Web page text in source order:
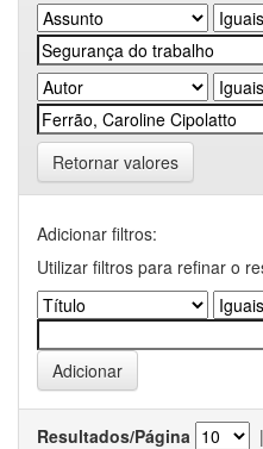
Retornar valores
Adicionar filtros:
Utilizar filtros para refinar o
Resultados/Página |